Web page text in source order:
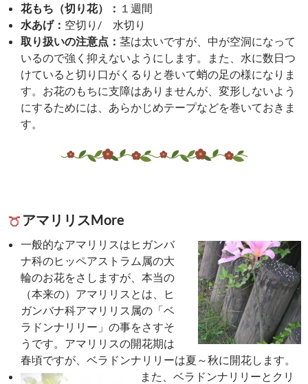
花もち（切り花）： １週間
水あげ： 空切り/ 水切り
取り扱いの注意点： 茎は太いですが、中が空洞になって
いるので強く抑えないようにします。また、水に数日つ
けていると切り口がくるりと巻いて蛸の足の様になりま
す。お花のもちに支障はありませんが、変形しないよう
にするためには、あらかじめテープなどを巻いておきま
す。
アマリリスMore
一般的なアマリリスはヒガンバ
ナ科のヒッペアストラム属の大
輪のお花をさしますが、本当の
（本来の）アマリリスとは、ヒ
ガンバナ科アマリリス属の「ベ
ラドンナリリー」の事をさすそ
うです。アマリリスの開花期は
春頃ですが、ベラドンナリリーは夏～秋に開花します。
また、ベラドンナリリーとクリ